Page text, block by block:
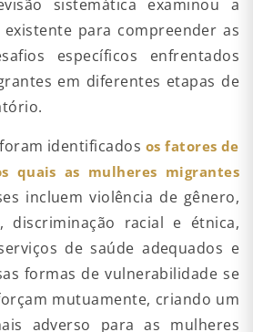
sistemática examinou a
para compreender as
específicos enfrentados
em diferentes etapas de
identificados os fatores de
quais as mulheres migrantes
incluem violência de gênero,
discriminação racial e étnica,
de saúde adequados e
formas de vulnerabilidade se
mutuamente, criando um
adverso para as mulheres